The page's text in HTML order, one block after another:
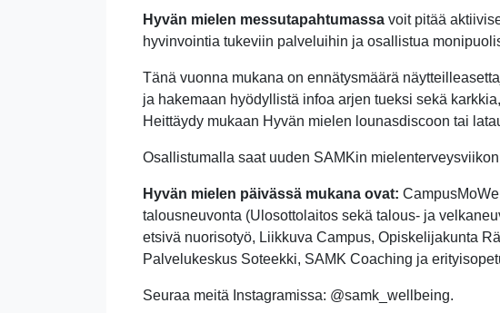
Hyvän mielen messutapahtumassa voit pitää
hyvinvointia tukeviin palveluihin ja osallistua
Tänä vuonna mukana on ennätysmäärä
ja hakemaan hyödyllistä infoa arjen tueksi sekä
Heittäydy mukaan Hyvän mielen lounasdiscoon tai
Osallistumalla saat uuden SAMKin
Hyvän mielen päivässä mukana ovat:
talousneuvonta (Ulosottolaitos sekä talous- ja
etsivä nuorisotyö, Liikkuva Campus, Opiskelijakunta
Palvelukeskus Soteekki, SAMK Coaching ja
Seuraa meitä Instagramissa: @samk_wellbeing.